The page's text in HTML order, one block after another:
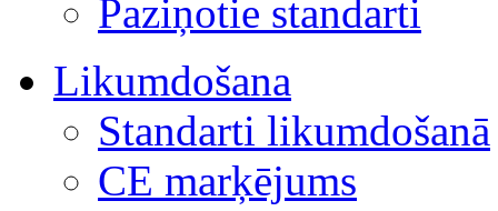
Paziņotie standarti
Likumdošana
Standarti likumdošanā
CE marķējums